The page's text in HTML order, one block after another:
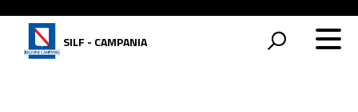
SILF - CAMPANIA